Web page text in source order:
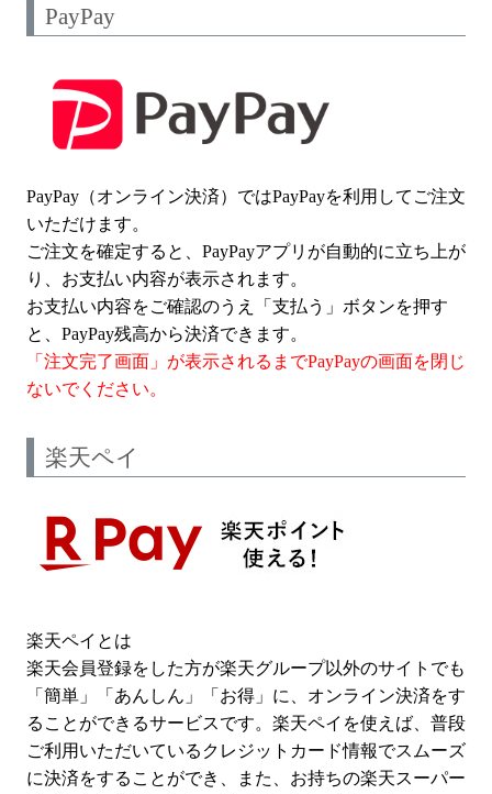
PayPay
PayPay（オンライン決済）ではPayPayを利用してご注文
いただけます。
ご注文を確定すると、PayPayアプリが自動的に立ち上が
り、お支払い内容が表示されます。
お支払い内容をご確認のうえ「支払う」ボタンを押す
と、PayPay残高から決済できます。
「注文完了画面」が表示されるまでPayPayの画面を閉じ
ないでください。
楽天ペイ
楽天ペイとは
楽天会員登録をした方が楽天グループ以外のサイトでも
「簡単」「あんしん」「お得」に、オンライン決済をす
ることができるサービスです。楽天ペイを使えば、普段
ご利用いただいているクレジットカード情報でスムーズ
に決済をすることができ、また、お持ちの楽天スーパー